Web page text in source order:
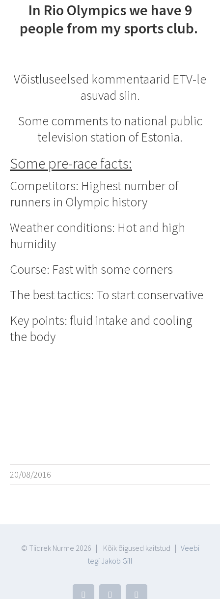
In Rio Olympics we have 9
people from my sports club.
Võistluseelsed kommentaarid ETV-le
asuvad siin.
Some comments to national public
television station of Estonia.
Some pre-race facts:
Competitors: Highest number of
runners in Olympic history
Weather conditions: Hot and high
humidity
Course: Fast with some corners
The best tactics: To start conservative
Key points: fluid intake and cooling
the body
20/08/2016
© Tiidrek Nurme 2026 | Kõik õigused kaitstud | Veebi
tegi Jakob Gill